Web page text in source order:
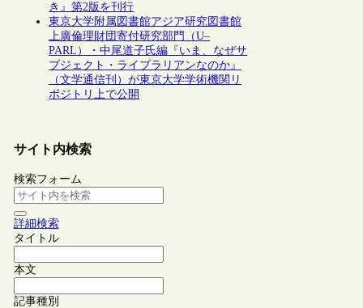
き』第2版を刊行
東京大学附属図書館アジア研究図書館
上廣倫理財団寄付研究部門（U–
PARL）・中尾道子氏編『いま、なぜサ
ブジェクト・ライブラリアンなのか』
（文学通信刊）が東京大学学術機関リ
ポジトリ上で公開
サイト内検索
検索フォーム
詳細検索
タイトル
本文
記事種別